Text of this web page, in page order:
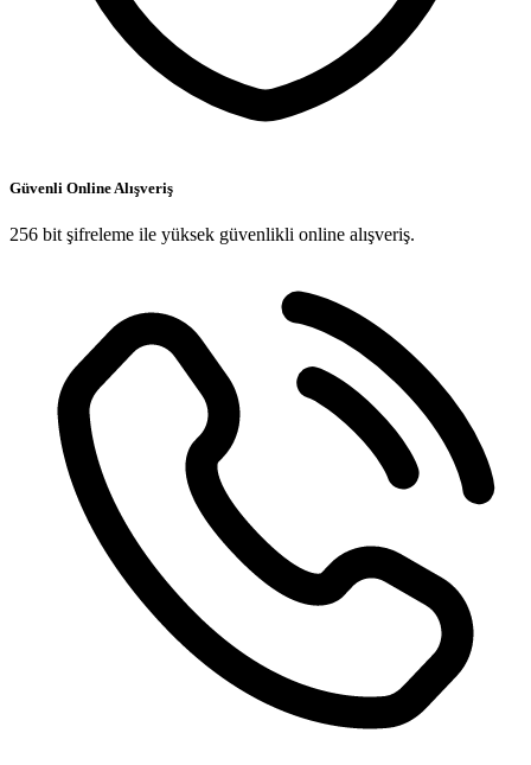
Güvenli Online Alışveriş
256 bit şifreleme ile yüksek güvenlikli online alışveriş.